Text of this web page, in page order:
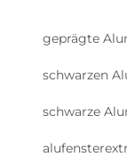
geprägte
schwarzen
schwarze